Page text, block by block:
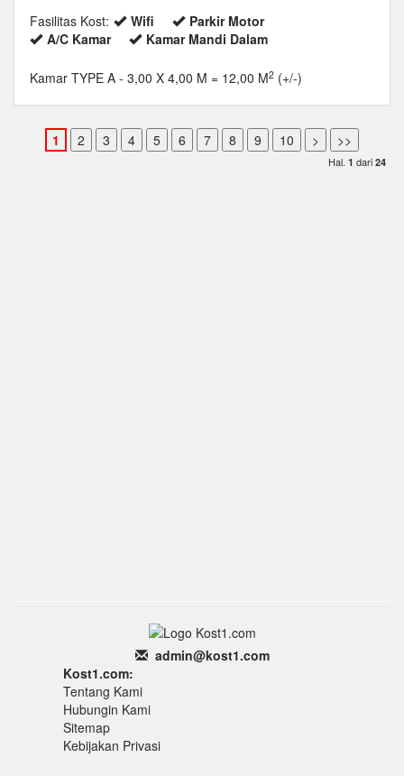
Fasilitas Kost:
Wifi
Parkir Motor
A/C Kamar
Kamar Mandi Dalam
Kamar TYPE A - 3,00 X 4,00 M = 12,00 M2 (+/-)
Hal. 1 dari 24
admin@kost1.com
Kost1.com:
Tentang Kami
Hubungin Kami
Sitemap
Kebijakan Privasi